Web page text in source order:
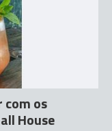
com os
House